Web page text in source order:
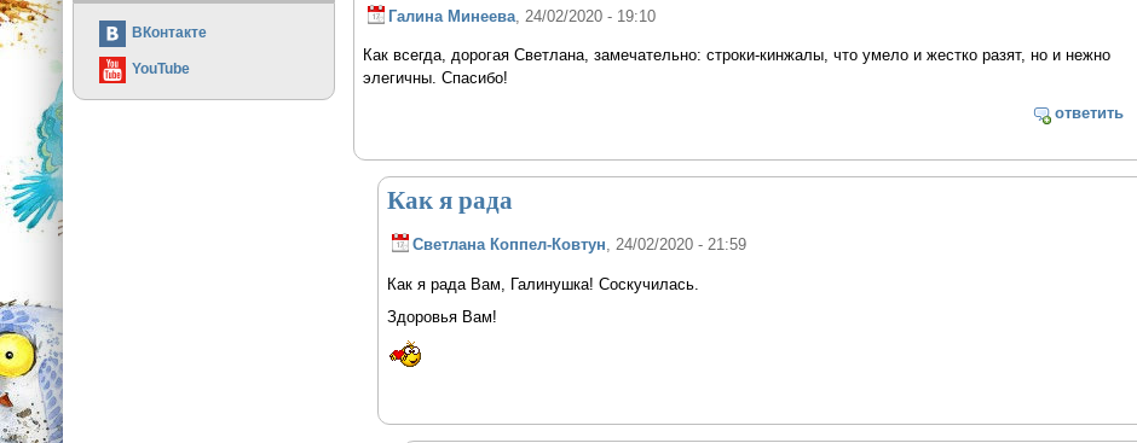
Галина Минеева, 24/02/2020 - 19:10
Как всегда, дорогая Светлана, замечательно: строки-кинжалы, что умело и жестко разят, но и нежно
элегичны. Спасибо!
ответить
Как я рада
Светлана Коппел-Ковтун, 24/02/2020 - 21:59
Как я рада Вам, Галинушка! Соскучилась.
Здоровья Вам!
ВКонтакте
YouTube